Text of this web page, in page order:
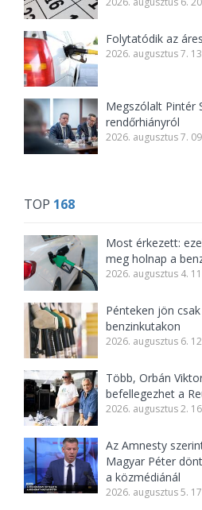
Folytatódik az
2026. augusztus 7.
Megszólalt Pintér
rendőrhiányról
2026. augusztus 7.
TOP 168
Most érkezett:
meg holnap a
2026. augusztus 4.
Pénteken jön
benzinkutakon
2026. augusztus 6.
Több, Orbán
befellegezhet a
2026. augusztus 2.
Az Amnesty
Magyar Péter
a közmédiánál
2026. augusztus 5.